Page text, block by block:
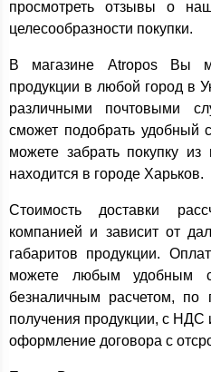
просмотреть отзывы о
целесообразности покупки.
В магазине Atropos Вы
продукции в любой город в
различными почтовыми
сможет подобрать удобный
можете забрать покупку
находится в городе Харьков.
Стоимость доставки
компанией и зависит от
габаритов продукции.
можете любым удобным
безналичным расчетом, по
получения продукции, с
оформление договора с